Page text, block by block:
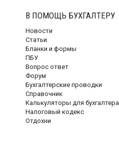
В ПОМОЩЬ БУХГАЛТЕРУ
Новости
Статьи
Бланки и формы
ПБУ
Вопрос ответ
Форум
Бухгалтерские проводки
Справочник
Калькуляторы для бухгалтера
Налоговый кодекс
Отдохни